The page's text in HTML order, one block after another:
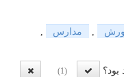
, مدارس
,
(1)